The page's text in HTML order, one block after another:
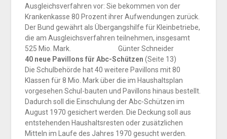
Ausgleichsverfahren vor: Sie bekommen von der
Krankenkasse 80 Prozent ihrer Aufwendungen zurück.
Der Bund gewährt als Übergangshilfe für Kleinbetriebe,
die am Ausgleichsverfahren teilnehmen, insgesamt
525 Mio. Mark. Günter Schneider
40 neue Pavillons für Abc-Schützen (Seite 13)
Die Schulbehörde hat 40 weitere Pavillons mit 80
Klassen für 8 Mio. Mark über die im Haushaltsplan
vorgesehen Schul-bauten und Pavillons hinaus bestellt.
Dadurch soll die Einschulung der Abc-Schützen im
August 1970 gesichert werden. Die Deckung soll aus
entstehenden Haushaltsresten oder zusätzlichen
Mitteln im Laufe des Jahres 1970 gesucht werden.